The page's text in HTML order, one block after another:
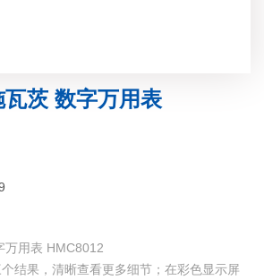
茨 数字万用表
万用表 HMC8012
结果，清晰查看更多细节；在彩色显示屏